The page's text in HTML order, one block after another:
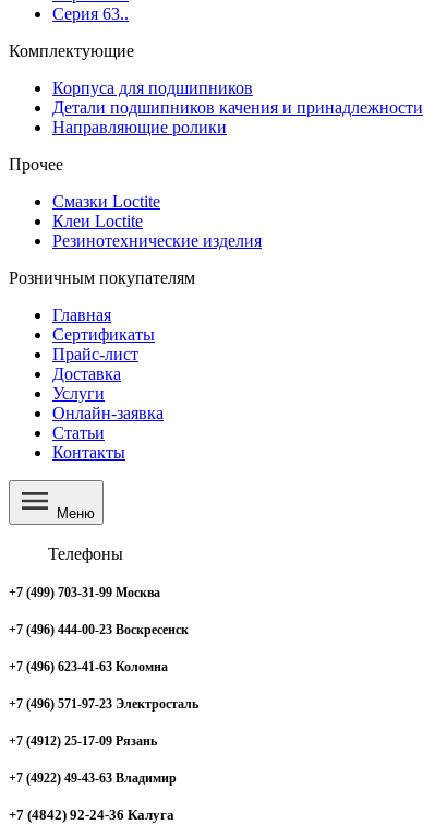
Серия 63..
Комплектующие
Корпуса для подшипников
Детали подшипников качения и принадлежности
Направляющие ролики
Прочее
Смазки Loctite
Клеи Loctite
Резинотехнические изделия
Розничным покупателям
Главная
Сертификаты
Прайс-лист
Доставка
Услуги
Онлайн-заявка
Статьи
Контакты
Меню
Телефоны
+7 (499) 703-31-99 Москва
+7 (496) 444-00-23 Воскресенск
+7 (496) 623-41-63 Коломна
+7 (496) 571-97-23 Электросталь
+7 (4912) 25-17-09 Рязань
+7 (4922) 49-43-63 Владимир
+7 (4842) 92-24-36 Калуга